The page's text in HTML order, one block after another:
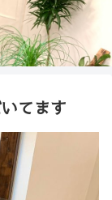
てます